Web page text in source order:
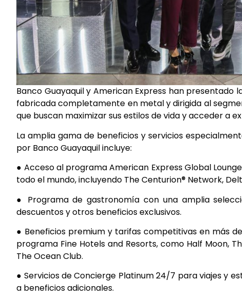
Banco Guayaquil y American Express han presentado
fabricada completamente en metal y dirigida al
que buscan maximizar sus estilos de vida y acceder a
La amplia gama de beneficios y servicios
por Banco Guayaquil incluye:
● Acceso al programa American Express Global
todo el mundo, incluyendo The Centurion® Network,
● Programa de gastronomía con una amplia
descuentos y otros beneficios exclusivos.
● Beneficios premium y tarifas competitivas en más
programa Fine Hotels and Resorts, como Half Moon,
The Ocean Club.
● Servicios de Concierge Platinum 24/7 para viajes y
a beneficios adicionales.